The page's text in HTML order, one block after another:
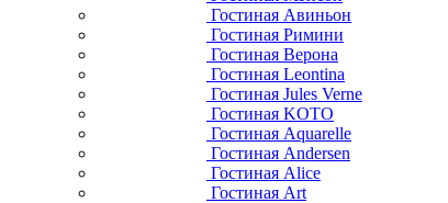
Гостиная Авиньон
Гостиная Римини
Гостиная Верона
Гостиная Leontina
Гостиная Jules Verne
Гостиная KOTO
Гостиная Aquarelle
Гостиная Andersen
Гостиная Alice
Гостиная Art